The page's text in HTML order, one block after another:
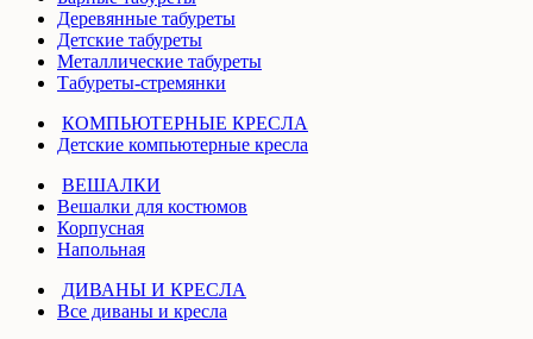
Деревянные табуреты
Детские табуреты
Металлические табуреты
Табуреты-стремянки
КОМПЬЮТЕРНЫЕ КРЕСЛА
Детские компьютерные кресла
ВЕШАЛКИ
Вешалки для костюмов
Корпусная
Напольная
ДИВАНЫ И КРЕСЛА
Все диваны и кресла